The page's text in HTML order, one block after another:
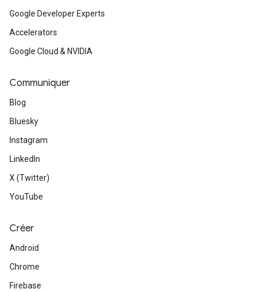
Google Developer Experts
Accelerators
Google Cloud & NVIDIA
Communiquer
Blog
Bluesky
Instagram
LinkedIn
X (Twitter)
YouTube
Créer
Android
Chrome
Firebase